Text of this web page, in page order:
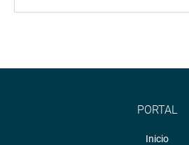
PORTAL
Inicio